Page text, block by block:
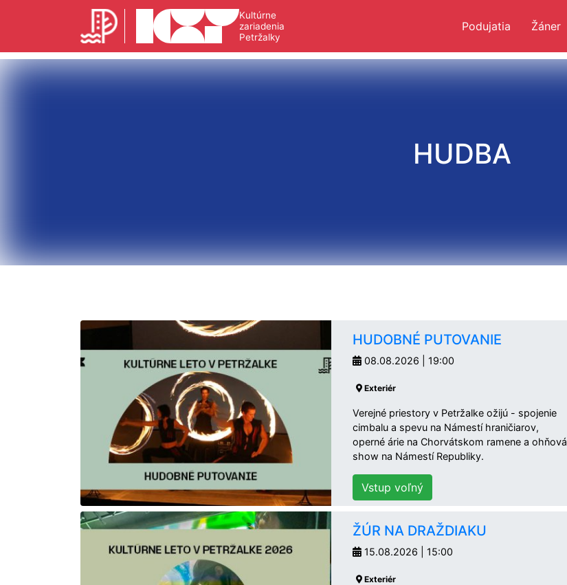
Kultúrne
zariadenia
Petržalky
Podujatia Žáner
HUDBA
HUDOBNÉ PUTOVANIE
08.08.2026 | 19:00
Exteriér
Verejné priestory v Petržalke ožijú - spojenie
cimbalu a spevu na Námestí hraničiarov,
operné árie na Chorvátskom ramene a ohňová
show na Námestí Republiky.
Vstup voľný
ŽÚR NA DRAŽDIAKU
15.08.2026 | 15:00
Exteriér